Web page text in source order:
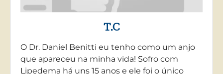
T.C
O Dr. Daniel Benitti eu tenho como um anjo
que apareceu na minha vida! Sofro com
Lipedema há uns 15 anos e ele foi o único